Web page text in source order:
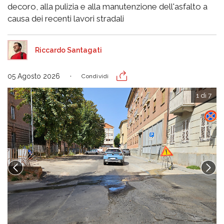
decoro, alla pulizia e alla manutenzione dell'asfalto a
causa dei recenti lavori stradali
Riccardo Santagati
05 Agosto 2026 Condividi
1 di 7